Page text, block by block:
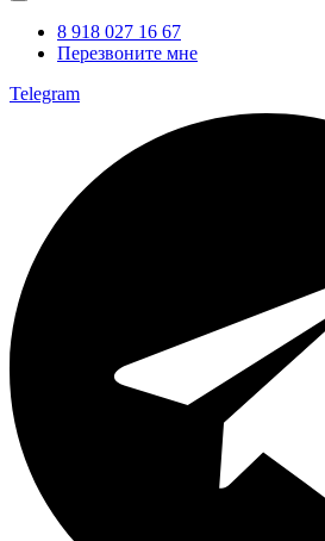
8 918 027 16 67
Перезвоните мне
Telegram